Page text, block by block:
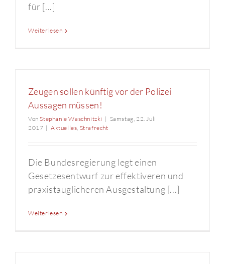
für [...]
Weiterlesen
Zeugen sollen künftig vor der Polizei
Aussagen müssen!
VonStephanie Waschnitzki | Samstag, 22. Juli
2017 | Aktuelles, Strafrecht
Die Bundesregierung legt einen
Gesetzesentwurf zur effektiveren und
praxistauglicheren Ausgestaltung [...]
Weiterlesen